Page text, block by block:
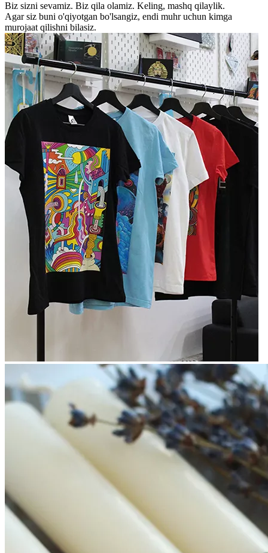
Biz sizni sevamiz. Biz qila olamiz. Keling, mashq qilaylik.
Agar siz buni o'qiyotgan bo'lsangiz, endi muhr uchun kimga
murojaat qilishni bilasiz.